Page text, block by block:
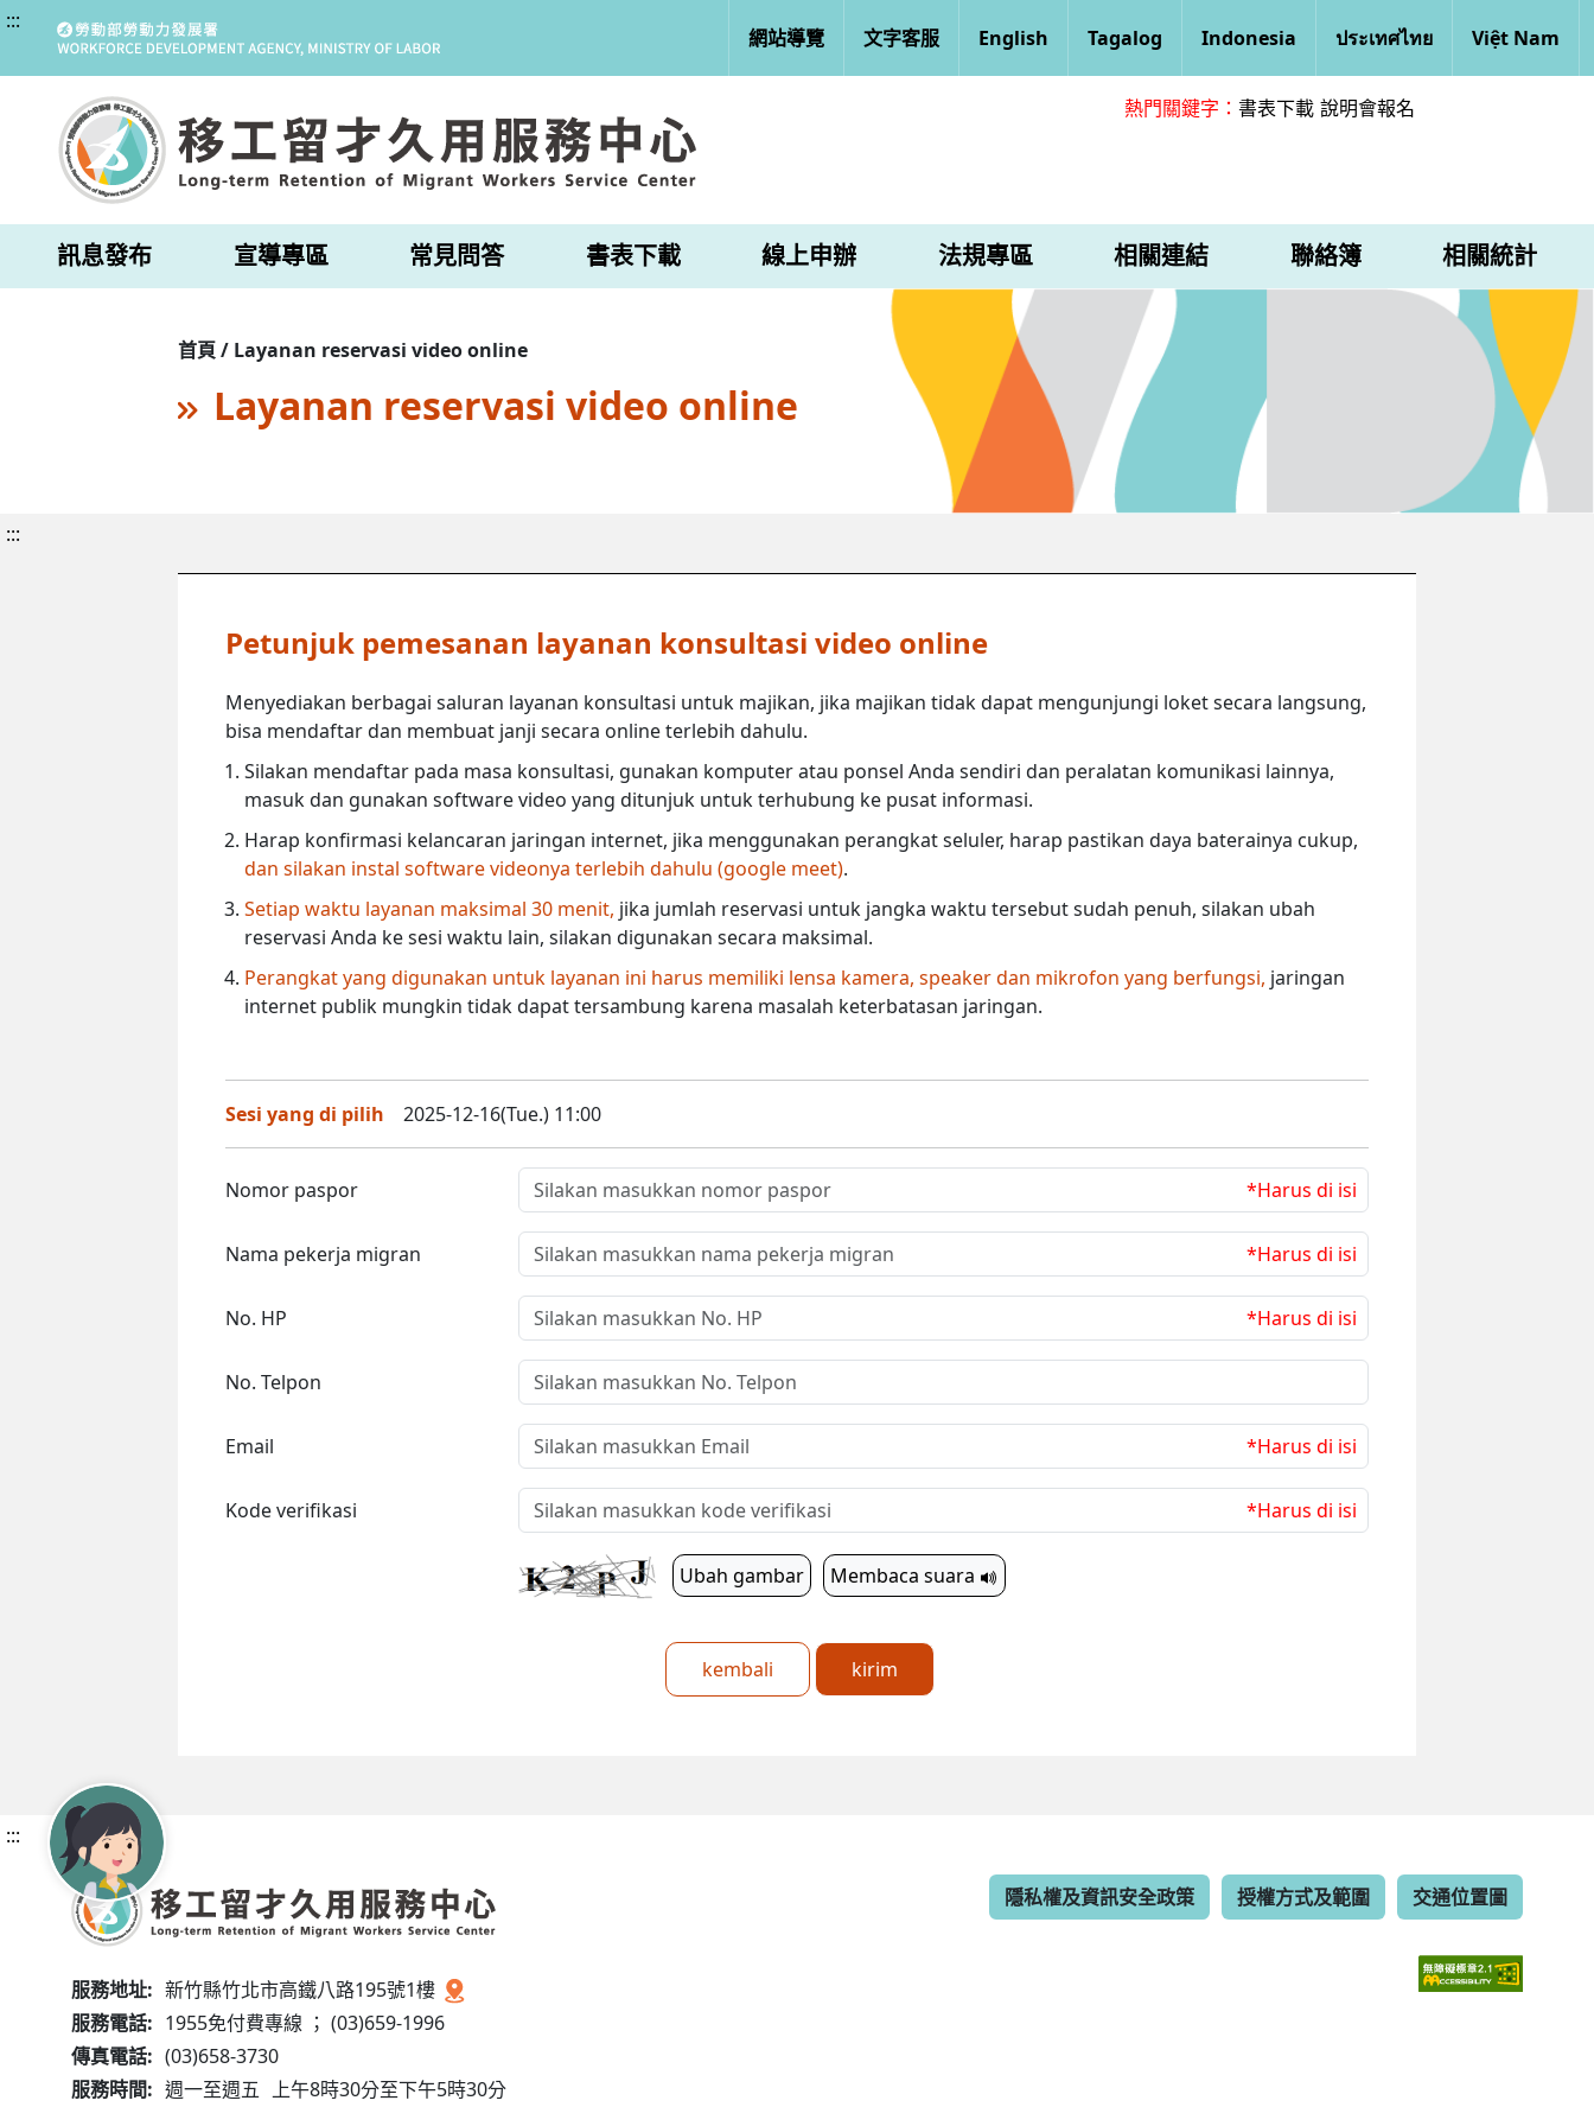
:::
網站導覽 文字客服 English Tagalog Indonesia ประเทศไทย Việt Nam
熱門關鍵字： 書表下載 說明會報名
訊息發布 宣導專區 常見問答 書表下載 線上申辦 法規專區 相關連結 聯絡簿 相關統計
首頁 / Layanan reservasi video online
Layanan reservasi video online
:::
Petunjuk pemesanan layanan konsultasi video online
Menyediakan berbagai saluran layanan konsultasi untuk majikan, jika majikan tidak dapat mengunjungi loket secara langsung,
bisa mendaftar dan membuat janji secara online terlebih dahulu.
Silakan mendaftar pada masa konsultasi, gunakan komputer atau ponsel Anda sendiri dan peralatan komunikasi lainnya,
masuk dan gunakan software video yang ditunjuk untuk terhubung ke pusat informasi.
Harap konfirmasi kelancaran jaringan internet, jika menggunakan perangkat seluler, harap pastikan daya baterainya cukup,
dan silakan instal software videonya terlebih dahulu (google meet).
Setiap waktu layanan maksimal 30 menit, jika jumlah reservasi untuk jangka waktu tersebut sudah penuh, silakan ubah
reservasi Anda ke sesi waktu lain, silakan digunakan secara maksimal.
Perangkat yang digunakan untuk layanan ini harus memiliki lensa kamera, speaker dan mikrofon yang berfungsi, jaringan
internet publik mungkin tidak dapat tersambung karena masalah keterbatasan jaringan.
Sesi yang di pilih 2025-12-16(Tue.) 11:00
Nomor paspor *Harus di isi
Nama pekerja migran *Harus di isi
No. HP *Harus di isi
No. Telpon
Email *Harus di isi
Kode verifikasi *Harus di isi
Ubah gambar Membaca suara
kembali kirim
:::
服務地址: 新竹縣竹北市高鐵八路195號1樓
服務電話: 1955免付費專線 ； (03)659-1996
傳真電話: (03)658-3730
服務時間: 週一至週五 上午8時30分至下午5時30分
隱私權及資訊安全政策 授權方式及範圍 交通位置圖